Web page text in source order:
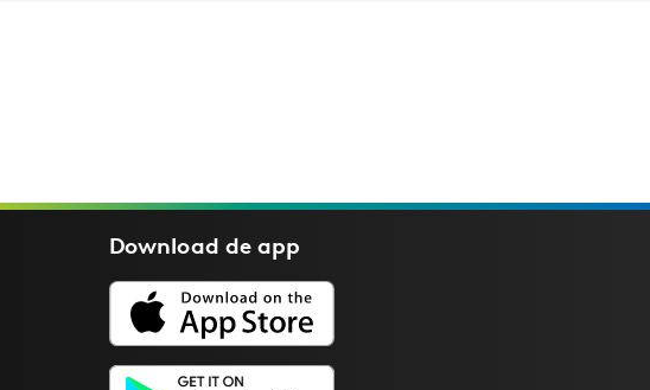
Download deapp